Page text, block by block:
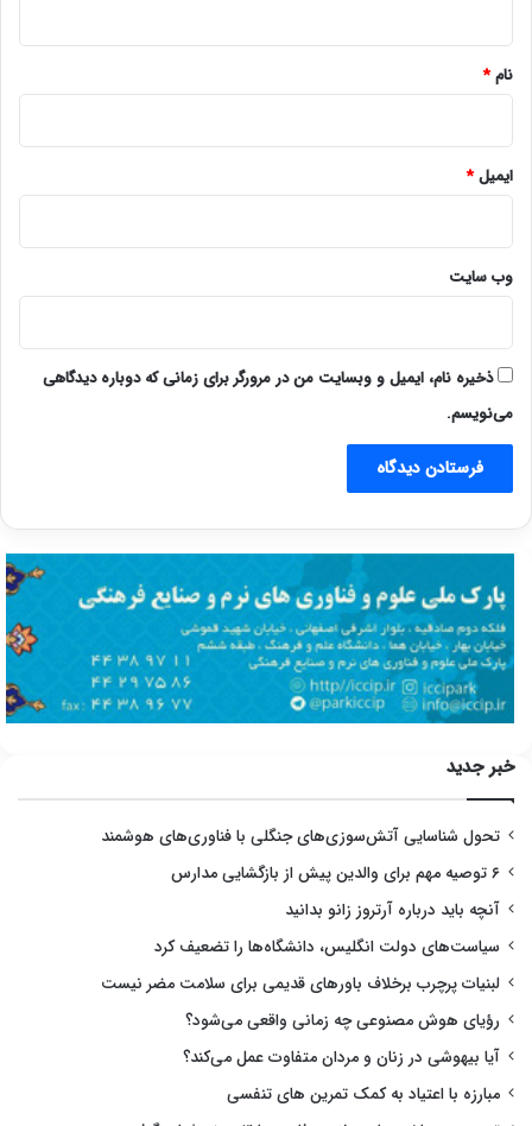
نام*
ایمیل*
وب‌ سایت
ذخیره نام، ایمیل و وبسایت من در مرورگر برای زمانی که دوباره دیدگاهی
می‌نویسم.
خبر جدید
تحول شناسایی آتش‌سوزی‌های جنگلی با فناوری‌های هوشمند
۶ توصیه مهم برای والدین پیش از بازگشایی مدارس
آنچه باید درباره آرتروز زانو بدانید
سیاست‌های دولت انگلیس، دانشگاه‌ها را تضعیف کرد
لبنیات پرچرب برخلاف باورهای قدیمی برای سلامت مضر نیست
رؤیای هوش مصنوعی چه زمانی واقعی می‌شود؟
آیا بیهوشی در زنان و مردان متفاوت عمل می‌کند؟
مبارزه با اعتیاد به کمک تمرین های تنفسی